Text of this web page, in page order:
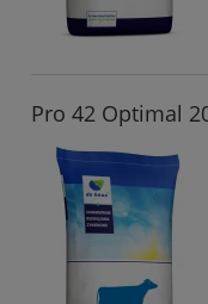
Pro 42 Optimal